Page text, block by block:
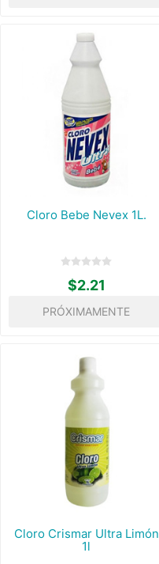
Cloro Bebe Nevex 1L.
$2.21
PRÓXIMAMENTE
Cloro Crismar Ultra Limón
1l